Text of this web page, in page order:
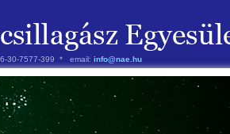
30-7577-399 * email: info@nae.hu